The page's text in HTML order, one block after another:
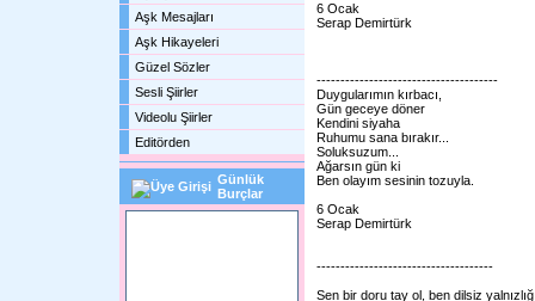
Aşk Mesajları
Aşk Hikayeleri
Güzel Sözler
Sesli Şiirler
Videolu Şiirler
Editörden
Günlük
Burçlar
6 Ocak
Serap Demirtürk
--------------------------------------
Duygularımın kırbacı,
Gün geceye döner
Kendini siyaha
Ruhumu sana bırakır...
Soluksuzum...
Ağarsın gün ki
Ben olayım sesinin tozuyla.
6 Ocak
Serap Demirtürk
-------------------------------------
Sen bir doru tay ol, ben dilsiz